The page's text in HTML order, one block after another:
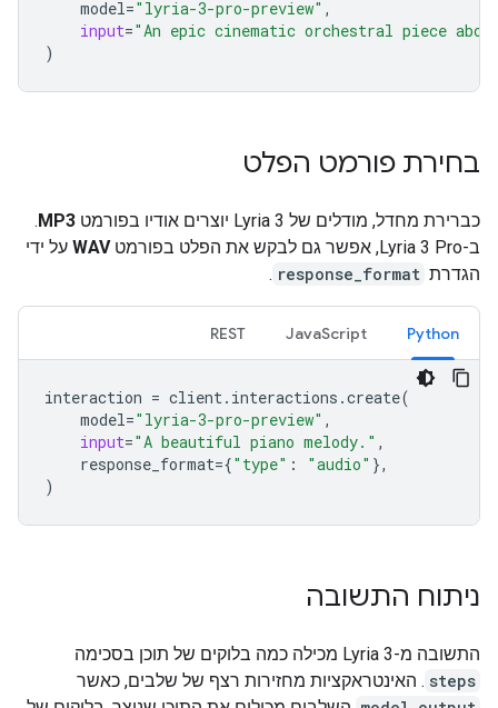
model="lyria-3-pro-preview" ,
input="An epic cinematic orchestral piece
)
בחירת פורמט הפלט
כברירת מחדל, מודלים של Lyria 3 יוצרים אודיו בפורמט MP3
.
ב-Lyria 3 Pro, אפשר גם לבקש את הפלט בפורמט
WAV על ידי
הגדרת response_format
.
Python
JavaScript
REST
interaction = client. interactions .create(
model="lyria-3-pro-preview" ,
input="A beautiful piano melody." ,
response_format={"type" : "audio" },
)
ניתוח התשובה
התשובה מ-Lyria 3 מכילה כמה בלוקים של תוכן בסכימה
steps . האינטראקציות מחזירות רצף של שלבים, כאשר